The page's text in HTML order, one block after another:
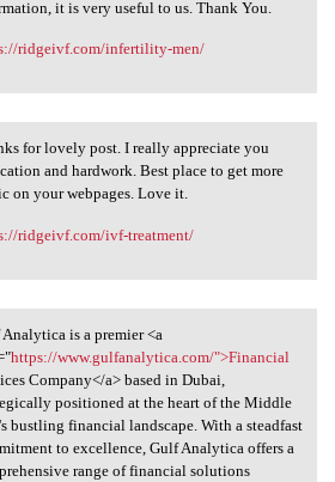
it is very useful to us. Thank You.
ridgeivf.com/infertility-men/
for lovely post. I
for lovely post. I really appreciate you
and hardwork. Best place to get more
on your webpages. Love it.
ridgeivf.com/ivf-treatment/
is a premier
is a premier <a
https://www.gulfanalytica.com/">Financial
Company</a> based in Dubai,
positioned at the heart of the Middle
bustling financial landscape. With a steadfast
to excellence, Gulf Analytica offers a
range of financial solutions